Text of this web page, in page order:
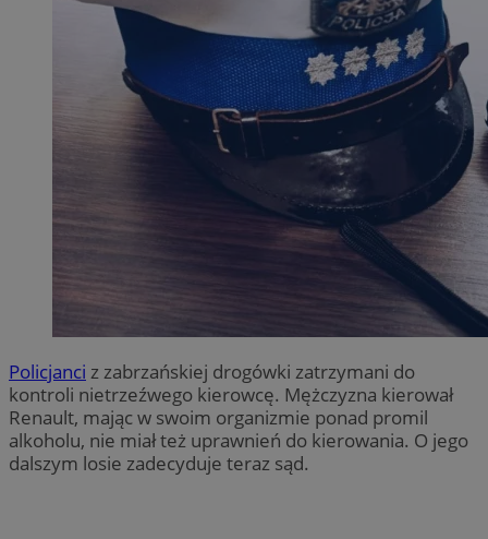
Policjanci z zabrzańskiej drogówki zatrzymani do
kontroli nietrzeźwego kierowcę. Mężczyzna kierował
Renault, mając w swoim organizmie ponad promil
alkoholu, nie miał też uprawnień do kierowania. O jego
dalszym losie zadecyduje teraz sąd.